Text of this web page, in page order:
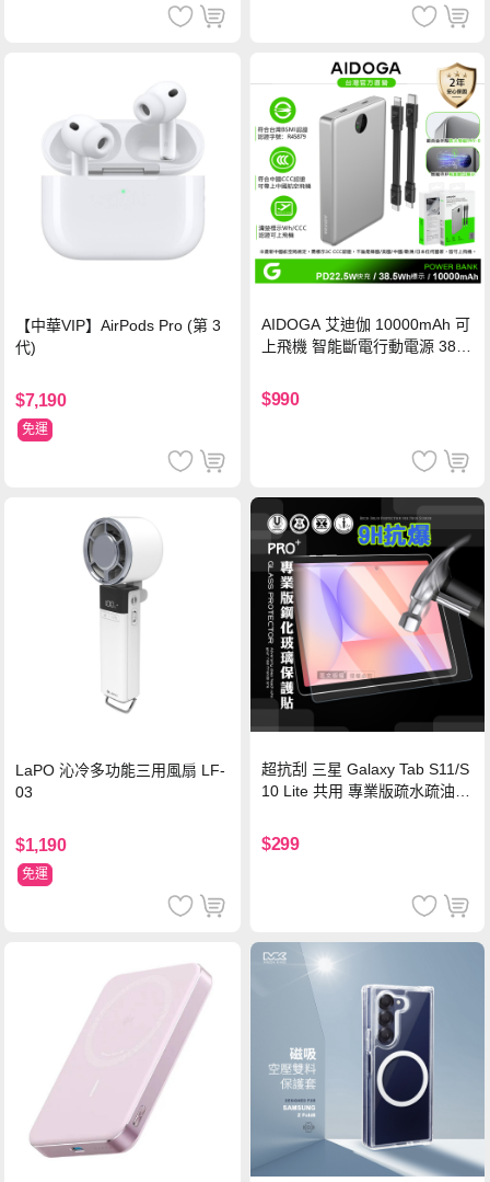
【中華VIP】AirPods Pro (第 3
代)
$7,190
免運
AIDOGA 艾迪伽 10000mAh 可
上飛機 智能斷電行動電源 38.5
灣BSMI/中國CCC/歐美CE/FCC
認證
$990
LaPO 沁冷多功能三用風扇 LF-
03
$1,190
免運
超抗刮 三星 Galaxy Tab S11/S
10 Lite 共用 專業版疏水疏油9
$299